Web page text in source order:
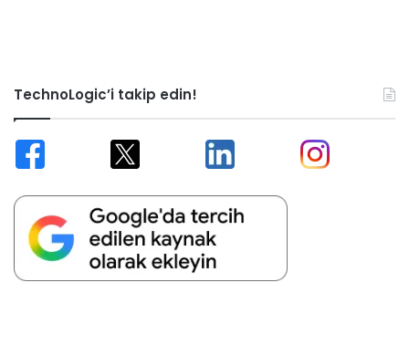
TechnoLogic’i takip edin!